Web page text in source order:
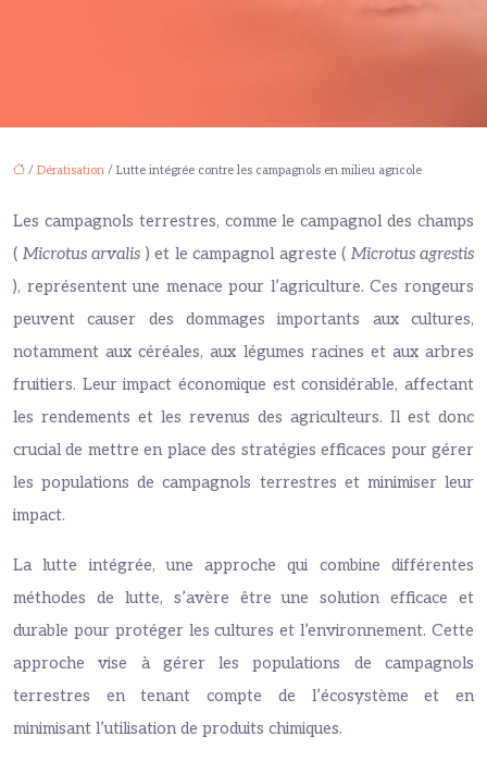
/ Dératisation / Lutte intégrée contre les campagnols en milieu agricole
Les campagnols terrestres, comme le campagnol des champs
( Microtus arvalis ) et le campagnol agreste ( Microtus agrestis
), représentent une menace pour l’agriculture. Ces rongeurs
peuvent causer des dommages importants aux cultures,
notamment aux céréales, aux légumes racines et aux arbres
fruitiers. Leur impact économique est considérable, affectant
les rendements et les revenus des agriculteurs. Il est donc
crucial de mettre en place des stratégies efficaces pour gérer
les populations de campagnols terrestres et minimiser leur
impact.
La lutte intégrée, une approche qui combine différentes
méthodes de lutte, s’avère être une solution efficace et
durable pour protéger les cultures et l’environnement. Cette
approche vise à gérer les populations de campagnols
terrestres en tenant compte de l’écosystème et en
minimisant l’utilisation de produits chimiques.